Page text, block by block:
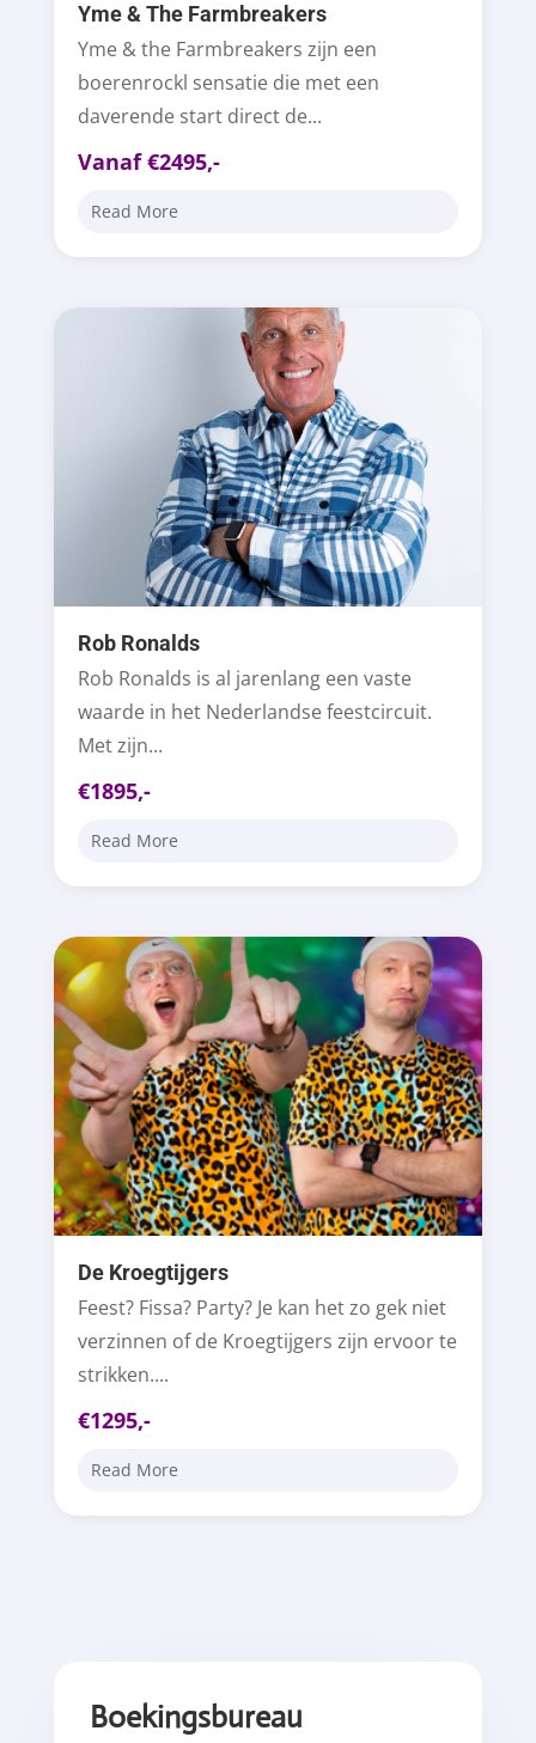
Yme & The Farmbreakers
Yme & the Farmbreakers zijn een
boerenrockl sensatie die met een
daverende start direct de...
Vanaf €2495,-
Read More
Rob Ronalds
Rob Ronalds is al jarenlang een vaste
waarde in het Nederlandse feestcircuit.
Met zijn...
€1895,-
Read More
De Kroegtijgers
Feest? Fissa? Party? Je kan het zo gek niet
verzinnen of de Kroegtijgers zijn ervoor te
strikken....
€1295,-
Read More
Boekingsbureau